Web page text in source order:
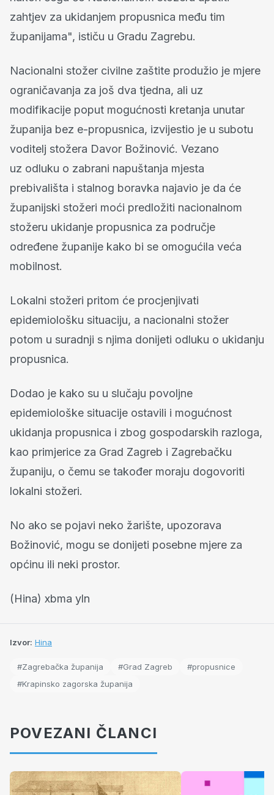
zahtjev za ukidanjem propusnica među tim
županijama", ističu u Gradu Zagrebu.
Nacionalni stožer civilne zaštite produžio je mjere
ograničavanja za još dva tjedna, ali uz
modifikacije poput mogućnosti kretanja unutar
županija bez e-propusnica, izvijestio je u subotu
voditelj stožera Davor Božinović. Vezano
uz odluku o zabrani napuštanja mjesta
prebivališta i stalnog boravka najavio je da će
županijski stožeri moći predložiti nacionalnom
stožeru ukidanje propusnica za područje
određene županije kako bi se omogućila veća
mobilnost.
Lokalni stožeri pritom će procjenjivati
epidemiološku situaciju, a nacionalni stožer
potom u suradnji s njima donijeti odluku o ukidanju
propusnica.
Dodao je kako su u slučaju povoljne
epidemiološke situacije ostavili i mogućnost
ukidanja propusnica i zbog gospodarskih razloga,
kao primjerice za Grad Zagreb i Zagrebačku
županiju, o čemu se također moraju dogovoriti
lokalni stožeri.
No ako se pojavi neko žarište, upozorava
Božinović, mogu se donijeti posebne mjere za
općinu ili neki prostor.
(Hina) xbma yln
Izvor: Hina
#Zagrebačka županija #Grad Zagreb
#propusnice
#Krapinsko zagorska županija
POVEZANI ČLANCI